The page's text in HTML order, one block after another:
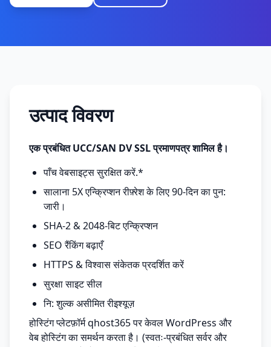
उत्पाद विवरण
एक प्रबंधित UCC/SAN DV SSL प्रमाणपत्र शामिल है।
पाँच वेबसाइट्स सुरक्षित करें.*
सालाना 5X एन्क्रिप्शन रीफ़्रेश के लिए 90-दिन का पुन:
जारी।
SHA-2 & 2048-बिट एन्क्रिप्शन
SEO रैंकिंग बढ़ाएँ
HTTPS & विश्वास संकेतक प्रदर्शित करें
सुरक्षा साइट सील
नि: शुल्क असीमित रीइश्‍यूज़
होस्टिंग प्लेटफ़ॉर्म qhost365 पर केवल WordPress और
वेब होस्टिंग का समर्थन करता है। (स्वतः-प्रबंधित सर्वर और